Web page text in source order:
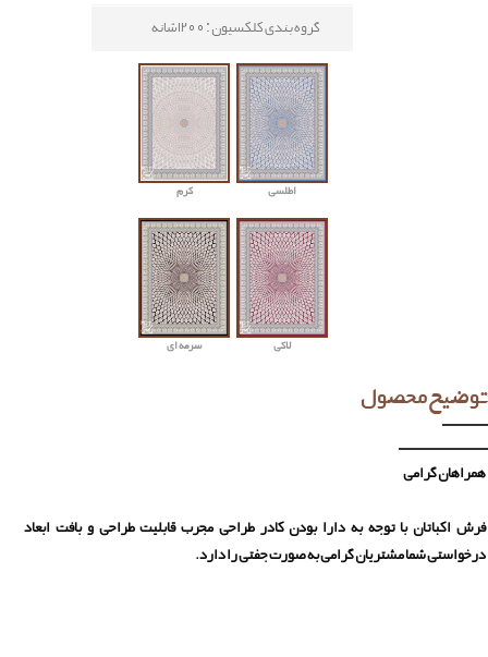
گروه بندی کلکسیون : 1200شانه
اطلسی کرم
لاکی سرمه ای
توضیح محصول
همراهان گرامی
فرش اکباتان با توجه به دارا بودن کادر طراحی مجرب قابلیت طراحی و بافت ابعاد
درخواستی شما مشتریان گرامی به صورت جفتی را دارد.